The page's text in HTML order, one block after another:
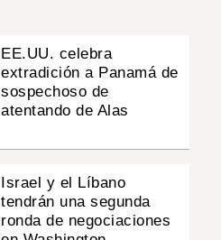
EE.UU. celebra
extradición a Panamá de
sospechoso de
atentando de Alas
Israel y el Líbano
tendrán una segunda
ronda de negociaciones